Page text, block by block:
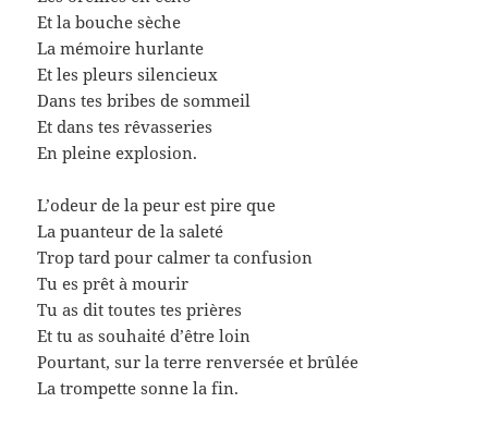
Et la bouche sèche
La mémoire hurlante
Et les pleurs silencieux
Dans tes bribes de sommeil
Et dans tes rêvasseries
En pleine explosion.
L’odeur de la peur est pire que
La puanteur de la saleté
Trop tard pour calmer ta confusion
Tu es prêt à mourir
Tu as dit toutes tes prières
Et tu as souhaité d’être loin
Pourtant, sur la terre renversée et brûlée
La trompette sonne la fin.